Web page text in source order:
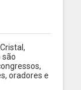
são
oradores e